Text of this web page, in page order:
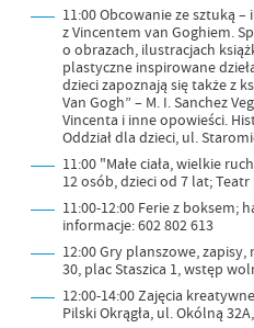
11:00 Obcowanie ze sztuką
z Vincentem van Goghiem.
o obrazach, ilustracjach
plastyczne inspirowane
dzieci zapoznają się także z
Van Gogh” – M. I. Sanchez
Vincenta i inne opowieści.
Oddział dla dzieci, ul.
11:00 "Małe ciała, wielkie
12 osób, dzieci od 7 lat; Teatr
11:00-12:00 Ferie z boksem;
informacje: 602 802 613
12:00 Gry planszowe, zapisy,
30, plac Staszica 1, wstęp
12:00-14:00 Zajęcia
Pilski Okrągła, ul. Okólną